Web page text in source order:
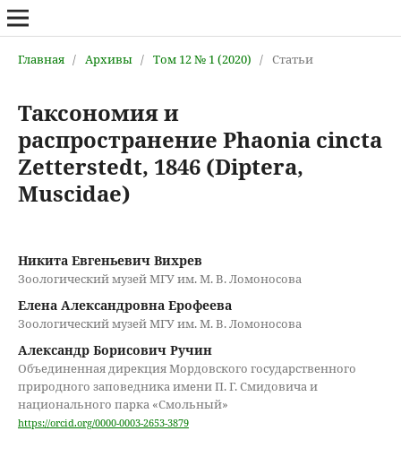
Главная / Архивы / Том 12 № 1 (2020) / Статьи
Таксономия и
распространение Phaonia cincta
Zetterstedt, 1846 (Diptera,
Muscidae)
Никита Евгеньевич Вихрев
Зоологический музей МГУ им. М. В. Ломоносова
Елена Александровна Ерофеева
Зоологический музей МГУ им. М. В. Ломоносова
Александр Борисович Ручин
Объединенная дирекция Мордовского государственного
природного заповедника имени П. Г. Смидовича и
национального парка «Смольный»
https://orcid.org/0000-0003-2653-3879